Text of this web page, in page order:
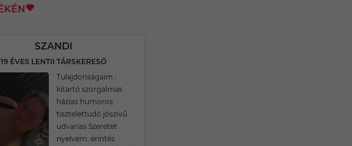
SZANDI
19 ÉVES LENTII TÁRSKERESŐ
Tulajdonságaim :
kitartó szorgalmas
házias humoros
tisztelettudó jószívű
udvarias Szeretet
nyelvem: érintés